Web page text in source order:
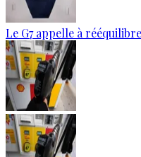
Le G7 appelle à